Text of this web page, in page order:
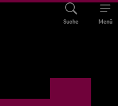
Suche Menü